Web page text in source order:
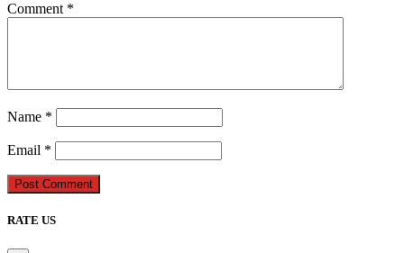
Comment *
Name *
Email *
Post Comment
RATE US